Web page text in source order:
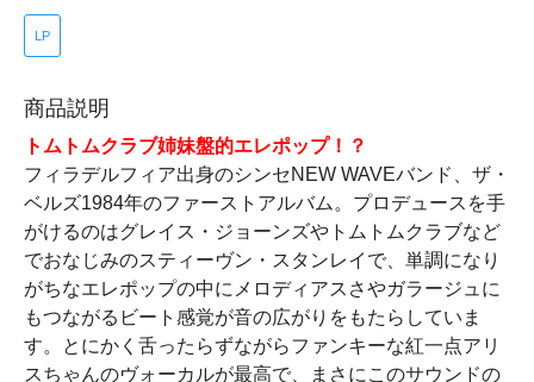
LP
商品説明
トムトムクラブ姉妹盤的エレポップ！？
フィラデルフィア出身のシンセNEW WAVEバンド、ザ・
ベルズ1984年のファーストアルバム。プロデュースを手
がけるのはグレイス・ジョーンズやトムトムクラブなど
でおなじみのスティーヴン・スタンレイで、単調になり
がちなエレポップの中にメロディアスさやガラージュに
もつながるビート感覚が音の広がりをもたらしていま
す。とにかく舌ったらずながらファンキーな紅一点アリ
スちゃんのヴォーカルが最高で、まさにこのサウンドの